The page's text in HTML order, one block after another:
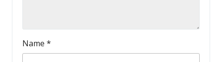
Name *